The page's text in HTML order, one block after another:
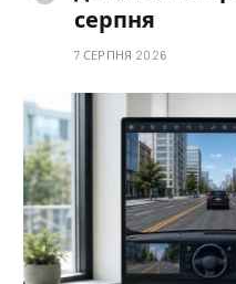
серпня
7 СЕРПНЯ 2026